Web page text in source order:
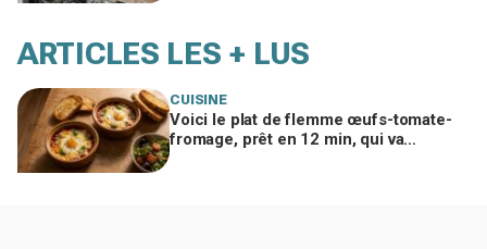
ARTICLES LES + LUS
CUISINE
Voici le plat de flemme œufs-tomate-
fromage, prêt en 12 min, qui va